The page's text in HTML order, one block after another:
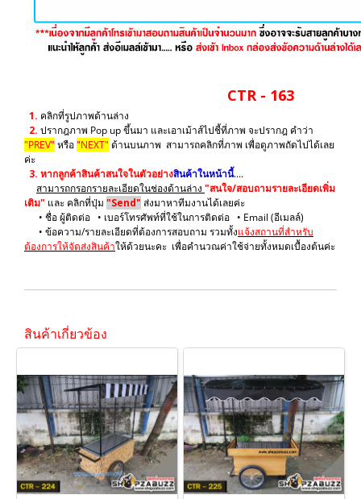
CTR - 163
1. คลิกที่รูปภาพด้านล่าง
2. ปรากฎภาพ Pop up ขึ้นมา และเอาเม้าส์ไปชี้ที่ภาพ จะปรากฎ คำว่า
"PREV" หรือ"NEXT" ด้านบนภาพ สามารถคลิกที่ภาพ เพื่อดูภาพถัดไปได้เลย
ค่ะ
3. หากลูกค้าสินค้าสนใจในตัวอย่างสินค้าในหน้านี้....
สามารถกรอกรายละเอียดในช่องด้านล่าง "สนใจ/สอบถามรายละเอียดเพิ่ม
เติม" และ คลิกที่ปุ่ม "Send" ส่งมาหาทีมงานได้เลยค่ะ
• ชื่อ ผู้ติดต่อ • เบอร์โทรศัพท์ที่ใช้ในการติดต่อ • Email (อีเมลล์)
• ข้อความ/รายละเอียดที่ต้องการสอบถาม รวมทั้งแจ้งสถานที่สำหรับ
ต้องการให้จัดส่งสินค้าให้ด้วยนะคะ เพื่อคำนวณค่าใช้จ่ายทั้งหมดเบื้องต้นค่ะ
สินค้าเกี่ยวข้อง